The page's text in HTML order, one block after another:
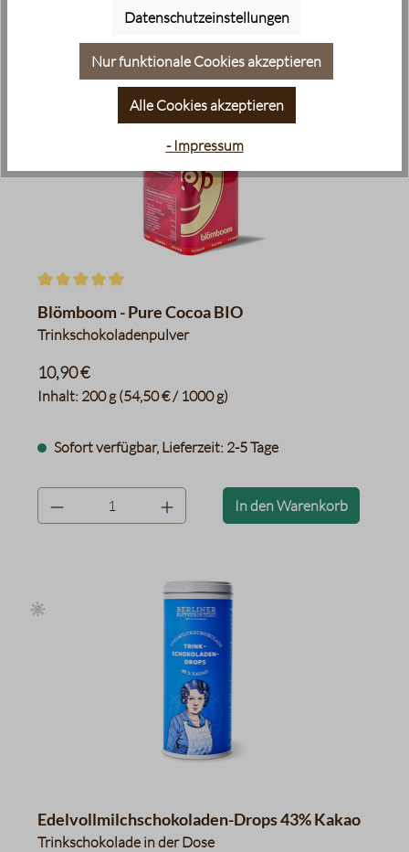
Durchschnittliche Bewertung von 5 von 5 Sternen
Blömboom - Pure Cocoa BIO
Trinkschokoladenpulver
Inhalt: 200 g(54,50 € / 1000 g)
10,90 €
Sofort verfügbar, Lieferzeit: 2-5 Tage
product.quantityLabel In den Warenkorb
Edelvollmilchschokoladen-Drops 43% Kakao
Trinkschokolade in der Dose
Datenschutzeinstellungen
Nur funktionale Cookies akzeptieren
Alle Cookies akzeptieren
- Impressum